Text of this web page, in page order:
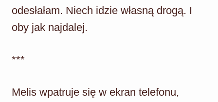
odesłałam. Niech idzie własną drogą. I
oby jak najdalej.
***
Melis wpatruje się w ekran telefonu,